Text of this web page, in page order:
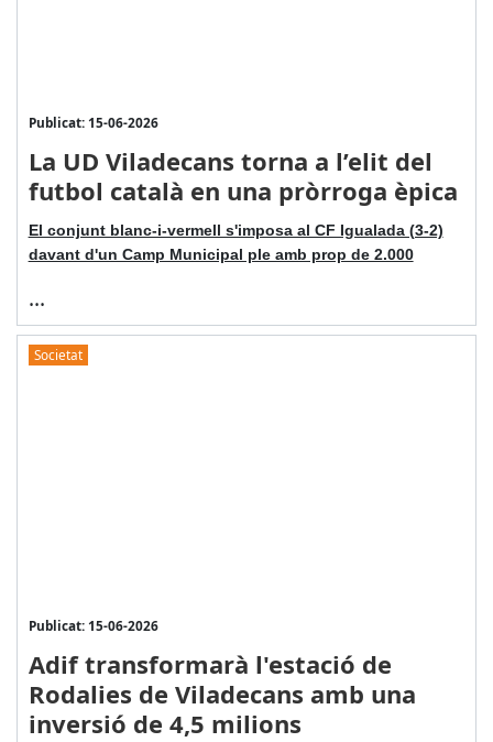
Publicat: 15-06-2026
La UD Viladecans torna a l’elit del
futbol català en una pròrroga èpica
El conjunt blanc-i-vermell s'imposa al CF Igualada (3-2)
davant d'un Camp Municipal ple amb prop de 2.000
...
Societat
Publicat: 15-06-2026
Adif transformarà l'estació de
Rodalies de Viladecans amb una
inversió de 4,5 milions